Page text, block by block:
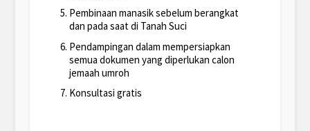
Pembinaan manasik sebelum berangkat
dan pada saat di Tanah Suci
Pendampingan dalam mempersiapkan
semua dokumen yang diperlukan calon
jemaah umroh
Konsultasi gratis